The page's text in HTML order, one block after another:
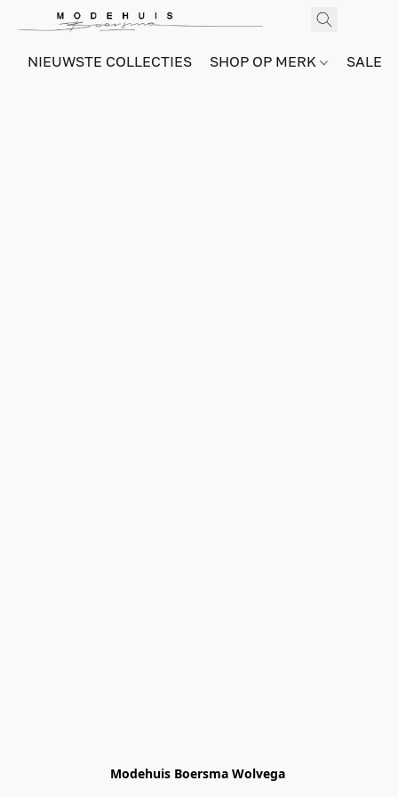
NIEUWSTE COLLECTIES SHOP OP MERK SALE
Modehuis Boersma Wolvega